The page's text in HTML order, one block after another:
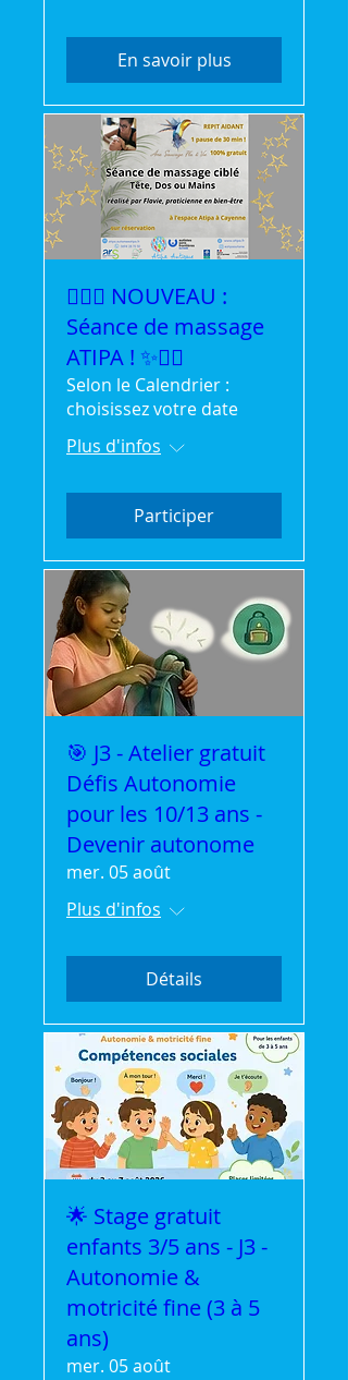
En savoir plus
💆‍♀️✨ NOUVEAU :
Séance de massage
ATIPA ! ✨💆‍♂️
Selon le Calendrier :
choisissez votre date
Plus d'infos
Participer
🎯 J3 - Atelier gratuit
Défis Autonomie
pour les 10/13 ans -
Devenir autonome
mer. 05 août
Plus d'infos
Détails
🌟 Stage gratuit
enfants 3/5 ans - J3 -
Autonomie &
motricité fine (3 à 5
ans)
mer. 05 août